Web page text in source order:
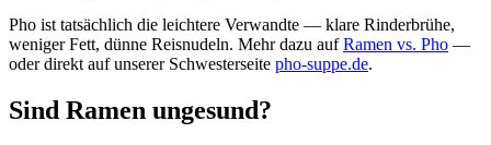
Pho ist tatsächlich die leichtere Verwandte — klare Rinderbrühe,
weniger Fett, dünne Reisnudeln. Mehr dazu aufRamen vs. Pho —
oder direkt auf unserer Schwesterseite pho-suppe.de.
Sind Ramen ungesund?